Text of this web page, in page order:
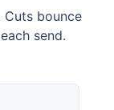
Cuts bounce
send.